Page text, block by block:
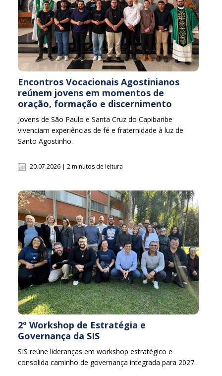
Encontros Vocacionais Agostinianos
reúnem jovens em momentos de
oração, formação e discernimento
Jovens de São Paulo e Santa Cruz do Capibaribe
vivenciam experiências de fé e fraternidade à luz de
Santo Agostinho.
20.07.2026 | 2 minutos de leitura
2º Workshop de Estratégia e
Governança da SIS
SIS reúne lideranças em workshop estratégico e
consolida caminho de governança integrada para 2027.